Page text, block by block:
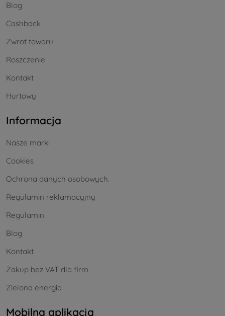
Blog
Cashback
Zwrot towaru
Roszczenie
Kontakt
Hurtowy
Informacja
Nasze marki
Cookies
Ochrona danych osobowych.
Regulamin reklamacyjny
Regulamin
Blog
Kontakt
Zakup bez VAT dla firm
Zielona energia
Mobilna aplikacja